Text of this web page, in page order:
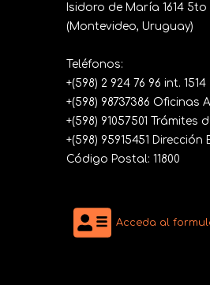
Isidoro de María 1614 5to
(Montevideo, Uruguay)
Teléfonos:
+(598) 2 924 76 96 int. 1514
+(598) 98737386 Oficinas
+(598) 91057501 Trámites
+(598) 95915451 Dirección
Código Postal: 11800
Acceda al